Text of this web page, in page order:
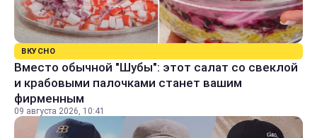
ВКУСНО
Вместо обычной "Шубы": этот салат со свеклой
и крабовыми палочками станет вашим
фирменным
09 августа 2026, 10:41